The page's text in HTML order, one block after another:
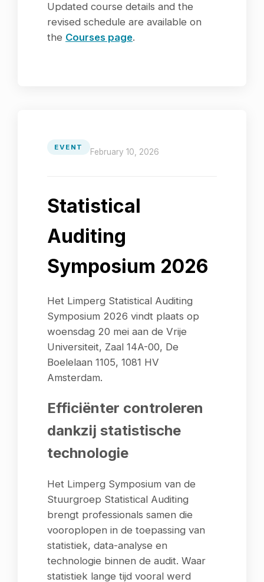
Updated course details and the
revised schedule are available on
the Courses page.
EVENT February 10, 2026
Statistical
Auditing
Symposium 2026
Het Limperg Statistical Auditing
Symposium 2026 vindt plaats op
woensdag 20 mei aan de Vrije
Universiteit, Zaal 14A-00, De
Boelelaan 1105, 1081 HV
Amsterdam.
Efficiënter controleren
dankzij statistische
technologie
Het Limperg Symposium van de
Stuurgroep Statistical Auditing
brengt professionals samen die
vooroplopen in de toepassing van
statistiek, data-analyse en
technologie binnen de audit. Waar
statistiek lange tijd vooral werd